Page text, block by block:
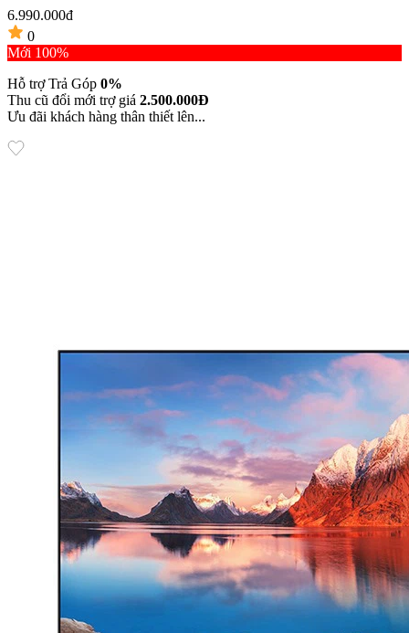
6.990.000đ
0
Mới 100%
Hỗ trợ Trả Góp 0%
Thu cũ đổi mới trợ giá 2.500.000Đ
Ưu đãi khách hàng thân thiết lên...